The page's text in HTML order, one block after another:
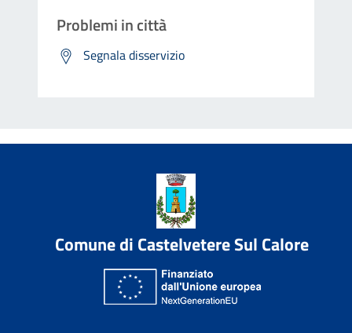
Problemi in città
Segnala disservizio
Comune di Castelvetere Sul Calore